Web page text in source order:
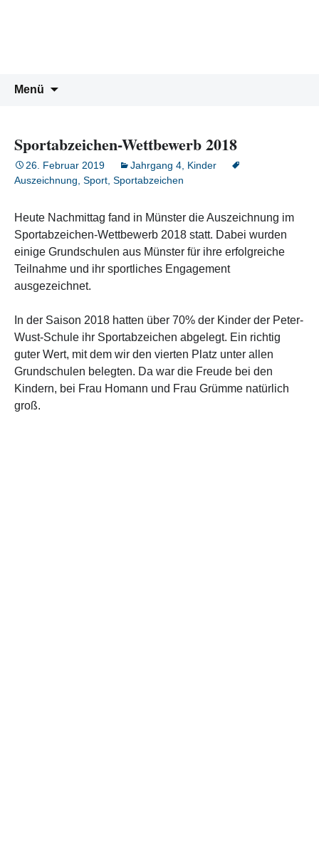
Menü
Sportabzeichen-Wettbewerb 2018
26. Februar 2019 Jahrgang 4 Kinder
Auszeichnung Sport Sportabzeichen
Heute Nachmittag fand in Münster die Auszeichnung im
Sportabzeichen-Wettbewerb 2018 statt. Dabei wurden
einige Grundschulen aus Münster für ihre erfolgreiche
Teilnahme und ihr sportliches Engagement
ausgezeichnet.
In der Saison 2018 hatten über 70% der Kinder der Peter-
Wust-Schule ihr Sportabzeichen abgelegt. Ein richtig
guter Wert, mit dem wir den vierten Platz unter allen
Grundschulen belegten. Da war die Freude bei den
Kindern, bei Frau Homann und Frau Grümme natürlich
groß.